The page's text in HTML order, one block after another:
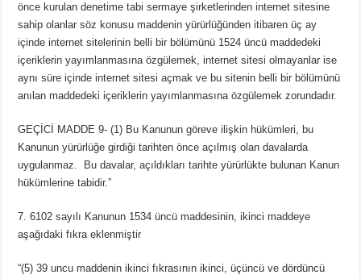
önce kurulan denetime tabi sermaye şirketlerinden internet sitesine
sahip olanlar söz konusu maddenin yürürlüğünden itibaren üç ay
içinde internet sitelerinin belli bir bölümünü 1524 üncü maddedeki
içeriklerin yayımlanmasına özgülemek, internet sitesi olmayanlar ise
aynı süre içinde internet sitesi açmak ve bu sitenin belli bir bölümünü
anılan maddedeki içeriklerin yayımlanmasına özgülemek zorundadır.
GEÇİCİ MADDE 9- (1) Bu Kanunun göreve ilişkin hükümleri, bu
Kanunun yürürlüğe girdiği tarihten önce açılmış olan davalarda
uygulanmaz. Bu davalar, açıldıkları tarihte yürürlükte bulunan Kanun
hükümlerine tabidir.”
7. 6102 sayılı Kanunun 1534 üncü maddesinin, ikinci maddeye
aşağıdaki fıkra eklenmiştir
“(5) 39 uncu maddenin ikinci fıkrasının ikinci, üçüncü ve dördüncü